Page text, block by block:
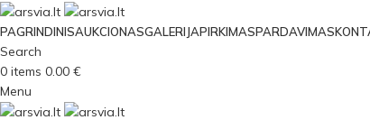
PAGRINDINISAUKCIONASGALERIJAPIRKIMASPARDAVIMAS
Search
0 items 0.00 €
Menu